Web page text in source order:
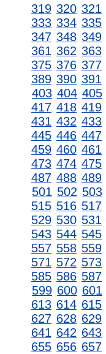
319 320 321
333 334 335
347 348 349
361 362 363
375 376 377
389 390 391
403 404 405
417 418 419
431 432 433
445 446 447
459 460 461
473 474 475
487 488 489
501 502 503
515 516 517
529 530 531
543 544 545
557 558 559
571 572 573
585 586 587
599 600 601
613 614 615
627 628 629
641 642 643
655 656 657